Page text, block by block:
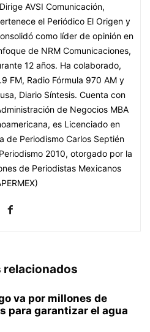
AVSI Comunicación,
el Periódico El Origen y
como líder de opinión en
de NRM Comunicaciones,
12 años. Ha colaborado,
FM, Radio Fórmula 970 AM y
Diario Síntesis. Cuenta con
de Negocios MBA
es Licenciado en
de Periodismo Carlos Septién
2010, otorgado por la
de Periodistas Mexicanos
va por millones de
para garantizar el agua